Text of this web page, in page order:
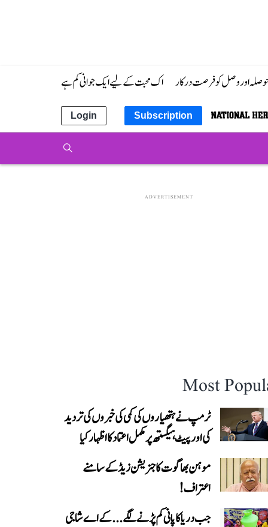
حوصلہ اور وصل کو فرصت درکار اک محبت کے لیے ایک جوانی کم ہے
Subscription
Login
ADVERTISEMENT
Most
ٹرمپ نے ہتھیاروں کی کمی کی خبروں کی تردید
کی اور پیٹ ہیگستھ پر مکمل اعتماد کا اظہار کیا
موہن بھاگوت کا جنریشن زیڈ کے سامنے
اعتراف!
جب دریا کا پانی کم پڑنے لگے...کے اے شاجی